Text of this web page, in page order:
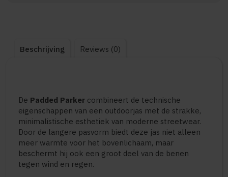
Beschrijving Reviews (0)
De Padded Parker combineert de technische
eigenschappen van een outdoorjas met de strakke,
minimalistische esthetiek van moderne streetwear.
Door de langere pasvorm biedt deze jas niet alleen
meer warmte voor het bovenlichaam, maar
beschermt hij ook een groot deel van de benen
tegen wind en regen.